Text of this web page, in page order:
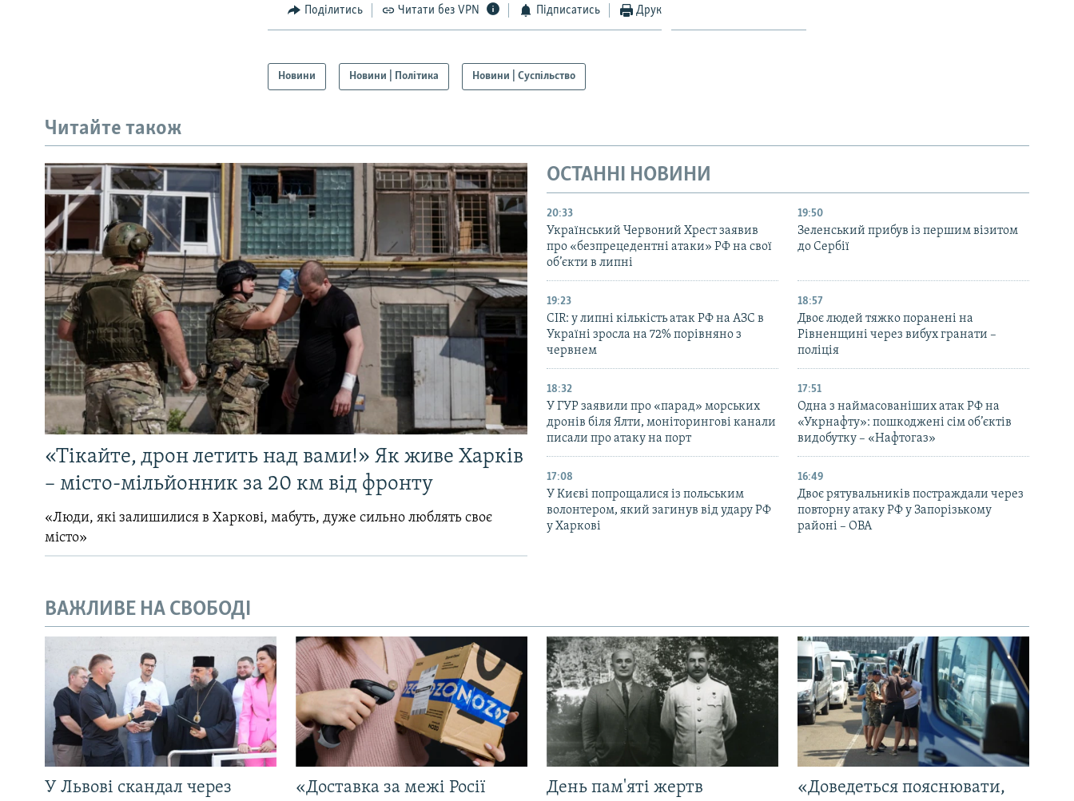
Поділитись Читати без VPN Підписатись Друк
Новини Новини | Політика Новини | Суспільство
Читайте також
«Тікайте, дрон летить над вами!» Як живе Харків
– місто-мільйонник за 20 км від фронту
«Люди, які залишилися в Харкові, мабуть, дуже сильно люблять своє
місто»
ОСТАННІ НОВИНИ
20:33
Український Червоний Хрест заявив
про «безпрецедентні атаки» РФ на свої
об’єкти в липні
19:50
Зеленський прибув із першим візитом
до Сербії
19:23
CIR: у липні кількість атак РФ на АЗС в
Україні зросла на 72% порівняно з
червнем
18:57
Двоє людей тяжко поранені на
Рівненщині через вибух гранати –
поліція
18:32
У ГУР заявили про «парад» морських
дронів біля Ялти, моніторингові канали
писали про атаку на порт
17:51
Одна з наймасованіших атак РФ на
«Укрнафту»: пошкоджені сім об’єктів
видобутку – «Нафтогаз»
17:08
У Києві попрощалися із польським
волонтером, який загинув від удару РФ
у Харкові
16:49
Двоє рятувальників постраждали через
повторну атаку РФ у Запорізькому
районі – ОВА
ВАЖЛИВЕ НА СВОБОДІ
У Львові скандал через
«Доставка за межі Росії
День пам'яті жертв
«Доведеться пояснювати,